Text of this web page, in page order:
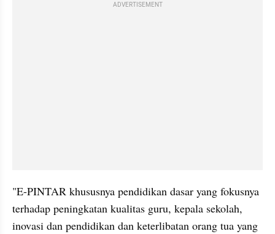
ADVERTISEMENT
"E-PINTAR khususnya pendidikan dasar yang fokusnya
terhadap peningkatan kualitas guru, kepala sekolah,
inovasi dan pendidikan dan keterlibatan orang tua yang